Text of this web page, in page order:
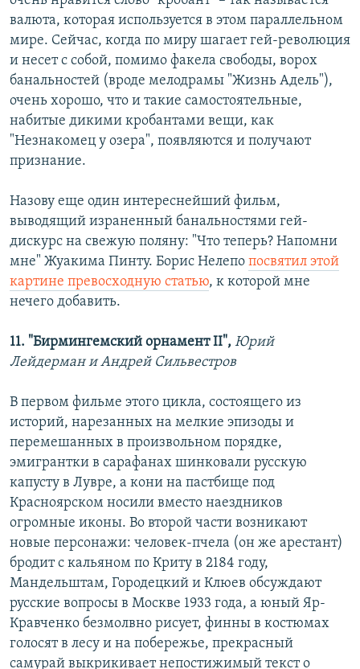
валюта, которая используется в этом параллельном
мире. Сейчас, когда по миру шагает гей-революция
и несет с собой, помимо факела свободы, ворох
банальностей (вроде мелодрамы "Жизнь Адель"),
очень хорошо, что и такие самостоятельные,
набитые дикими кробантами вещи, как
"Незнакомец у озера", появляются и получают
признание.
Назову еще один интереснейший фильм,
выводящий израненный банальностями гей-
дискурс на свежую поляну: "Что теперь? Напомни
мне" Жуакима Пинту. Борис Нелепо посвятил этой
картине превосходную статью, к которой мне
нечего добавить.
11. "Бирмингемский орнамент II", Юрий
Лейдерман и Андрей Сильвестров
В первом фильме этого цикла, состоящего из
историй, нарезанных на мелкие эпизоды и
перемешанных в произвольном порядке,
эмигрантки в сарафанах шинковали русскую
капусту в Лувре, а кони на пастбище под
Красноярском носили вместо наездников
огромные иконы. Во второй части возникают
новые персонажи: человек-пчела (он же арестант)
бродит с кальяном по Криту в 2184 году,
Мандельштам, Городецкий и Клюев обсуждают
русские вопросы в Москве 1933 года, а юный Яр-
Кравченко безмолвно рисует, финны в костюмах
голосят в лесу и на побережье, прекрасный
самурай выкрикивает непостижимый текст о